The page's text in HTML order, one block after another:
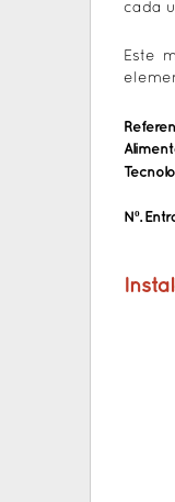
cada
Este
Nº.